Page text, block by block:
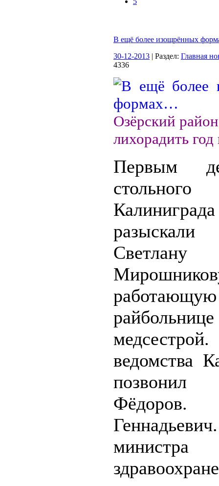
В ещё более изощрённых
30-12-2013 | Раздел: Главная
4336
Озёрский
лихорадить год
Первым
Калиниграда
разыскали
Светлану
ведомства
Фёдоров.
министра